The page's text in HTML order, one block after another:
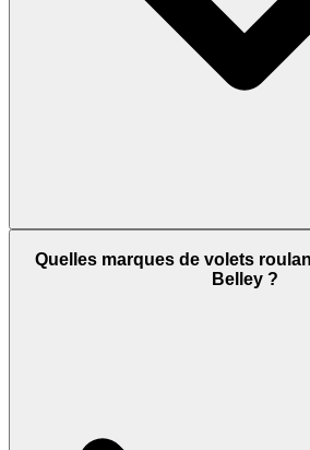
Quelles marques de volets
Belley ?